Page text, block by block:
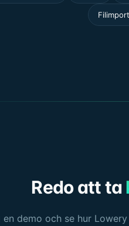
Filimport
Redo att ta
en demo och se hur